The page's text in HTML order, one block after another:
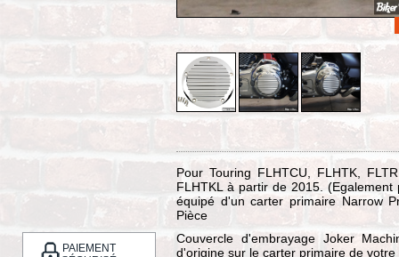
PAIEMENT
Pour Touring FLHTCU, FLHTK,
FLHTKL à partir de 2015.
équipé d'un carter primaire Narrow
Pièce
Couvercle d'embrayage Joker
d'origine sur le carter primaire de